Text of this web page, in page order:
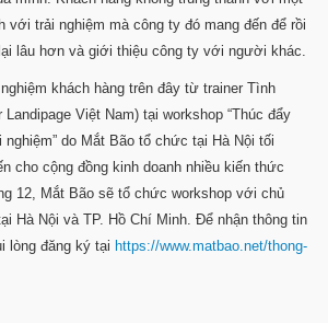
với trải nghiệm mà công ty đó mang đến để rồi
lâu hơn và giới thiệu công ty với người khác.
khách hàng trên đây từ trainer Tình
Landipage Việt Nam) tại workshop “Thúc đẩy
do Mắt Bão tổ chức tại Hà Nội tối
cho cộng đồng kinh doanh nhiều kiến thức
12, Mắt Bão sẽ tổ chức workshop với chủ
Hà Nội và TP. Hồ Chí Minh. Để nhận thông tin
lòng đăng ký tại https://www.matbao.net/thong-